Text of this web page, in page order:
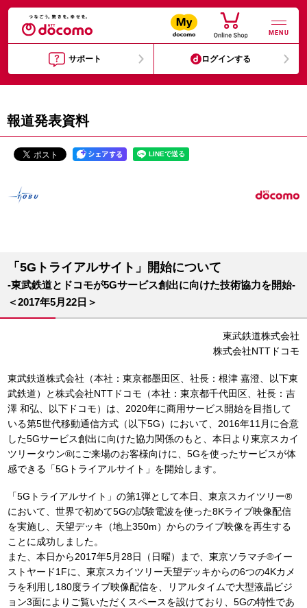
MENU
サポート ログインする
報道発表資料
「5Gトライアルサイト」開始について
-東武鉄道とドコモが5Gサービス創出に向けた技術協力を開始-
＜2017年5月22日＞
東武鉄道株式会社
株式会社NTTドコモ
東武鉄道株式会社（本社：東京都墨田区、社長：根津 嘉澄、以下東
武鉄道）と株式会社NTTドコモ（本社：東京都千代田区、社長：吉
澤 和弘、以下ドコモ）は、2020年に商用サービス開始を目指して
いる第5世代移動通信方式（以下5G）において、2016年11月に合意
した5Gサービス創出に向けた協力関係のもと、本日より東京スカイ
ツリータウン®にご来場のお客様向けに、5Gを使ったサービスが体
感できる「5Gトライアルサイト」を開始します。
「5Gトライアルサイト」の第1弾として本日、東京スカイツリー®
において、世界で初めて5Gの試験電波を使った8Kライブ映像配信
を実施し、天望デッキ（地上350m）からのライブ映像を再生する
ことに成功しました。
また、本日から2017年5月28日（日曜）まで、東京ソラマチ®イー
ストヤード1Fに、東京スカイツリー天望デッキからの6つの4Kカメ
ラを利用し180度ライブ映像配信を、リアルタイムで大型液晶ビジ
ョン3面によりご覧いただくスペースを設けており、5Gの特性であ